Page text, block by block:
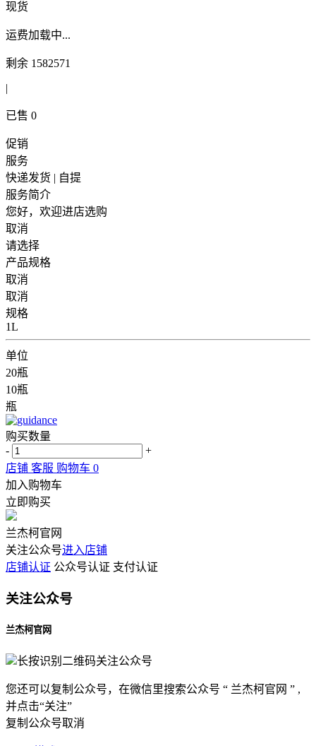
现货
运费加载中...
剩余 1582571
|
已售 0
促销
服务
快递发货 | 自提
服务简介
您好，欢迎进店选购
取消
请选择
产品规格
取消
取消
规格
1L
单位
20瓶
10瓶
瓶
购买数量
-
+
店铺 客服 购物车 0
加入购物车
立即购买
兰杰柯官网
关注公众号进入店铺
店铺认证 公众号认证 支付认证
关注公众号
兰杰柯官网
长按识别二维码关注公众号
您还可以复制公众号，在微信里搜索公众号 “ 兰杰柯官网 ” ,
并点击“关注”
复制公众号取消